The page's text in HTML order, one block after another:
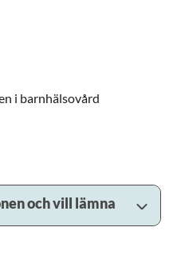
i barnhälsovård
och vill lämna